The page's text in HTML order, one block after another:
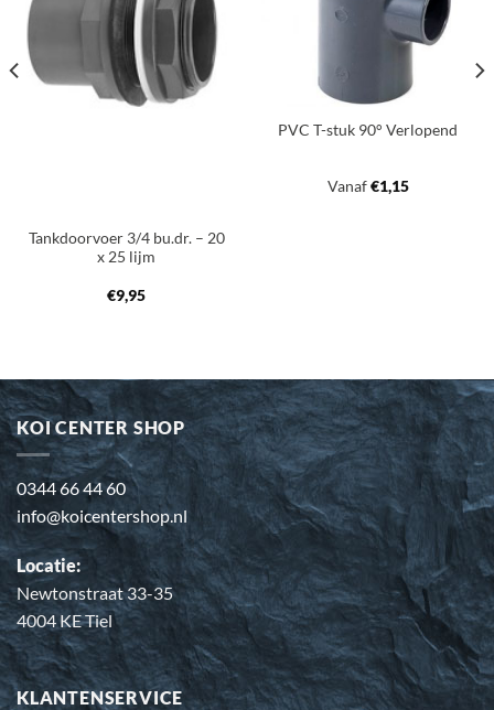
Tankdoorvoer 3/4 bu.dr. – 20
x 25 lijm
€9,95
PVC T-stuk 90° Verlopend
Vanaf€1,15
KOI CENTER SHOP
0344 66 44 60
info@koicentershop.nl
Locatie:
Newtonstraat 33-35
4004 KE Tiel
KLANTENSERVICE